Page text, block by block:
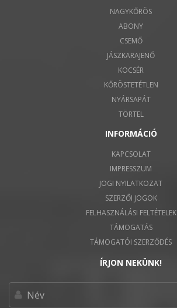
NAGYKŐRÖS
ABONY
CSEMŐ
JÁSZKARAJENŐ
KOCSÉR
KŐRÖSTETÉTLEN
NYÁRSAPÁT
TÖRTEL
INFORMÁCIÓ
KAPCSOLAT
IMPRESSZUM
JOGI NYILATKOZAT
SZERZŐI JOGOK
FELHASZNÁLÁSI FELTÉTELEK
TÁMOGATÁS
TÁMOGATÓI SZERZŐDÉS
ÍRJON NEKÜNK!